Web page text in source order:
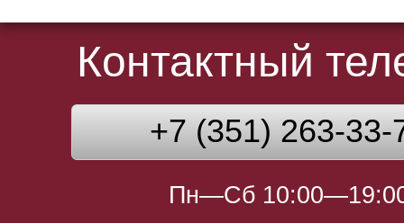
Контактный
+7 (351) 263-33-
Пн—Сб